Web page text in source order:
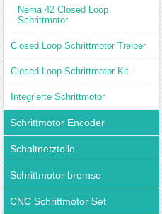
Nema 42 Closed Loop
Schrittmotor
Closed Loop Schrittmotor Treiber
Closed Loop Schrittmotor Kit
Integrierte Schrittmotor
Schrittmotor Encoder
Schaltnetzteile
Schrittmotor bremse
CNC Schrittmotor Set